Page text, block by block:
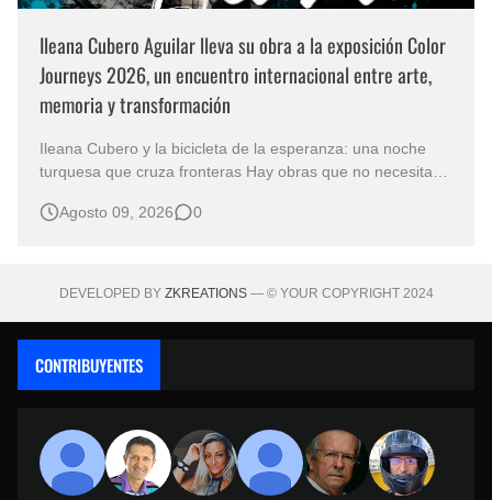
Ileana Cubero Aguilar lleva su obra a la exposición Color
Journeys 2026, un encuentro internacional entre arte,
memoria y transformación
Ileana Cubero y la bicicleta de la esperanza: una noche
turquesa que cruza fronteras Hay obras que no necesitan
mundo reconocible. En Noche turqueza, de la artista
Agosto 09, 2026 0
DEVELOPED BY ZKREATIONS— © YOUR COPYRIGHT 2024
CONTRIBUYENTES